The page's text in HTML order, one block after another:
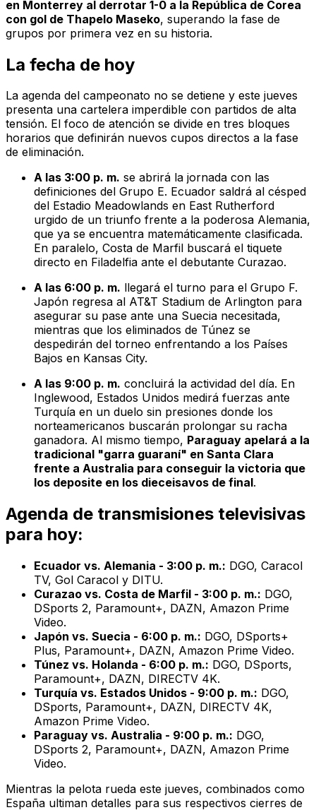
en Monterrey al derrotar 1-0 a la República de Corea
con gol de Thapelo Maseko, superando la fase de
grupos por primera vez en su historia.
La fecha de hoy
La agenda del campeonato no se detiene y este jueves
presenta una cartelera imperdible con partidos de alta
tensión. El foco de atención se divide en tres bloques
horarios que definirán nuevos cupos directos a la fase
de eliminación.
A las 3:00 p. m. se abrirá la jornada con las
definiciones del Grupo E. Ecuador saldrá al césped
del Estadio Meadowlands en East Rutherford
urgido de un triunfo frente a la poderosa Alemania,
que ya se encuentra matemáticamente clasificada.
En paralelo, Costa de Marfil buscará el tiquete
directo en Filadelfia ante el debutante Curazao.
A las 6:00 p. m. llegará el turno para el Grupo F.
Japón regresa al AT&T Stadium de Arlington para
asegurar su pase ante una Suecia necesitada,
mientras que los eliminados de Túnez se
despedirán del torneo enfrentando a los Países
Bajos en Kansas City.
A las 9:00 p. m. concluirá la actividad del día. En
Inglewood, Estados Unidos medirá fuerzas ante
Turquía en un duelo sin presiones donde los
norteamericanos buscarán prolongar su racha
ganadora. Al mismo tiempo, Paraguay apelará a la
tradicional "garra guaraní" en Santa Clara
frente a Australia para conseguir la victoria que
los deposite en los dieceisavos de final.
Agenda de transmisiones televisivas
para hoy:
Ecuador vs. Alemania - 3:00 p. m.: DGO, Caracol
TV, Gol Caracol y DITU.
Curazao vs. Costa de Marfil - 3:00 p. m.: DGO,
DSports 2, Paramount+, DAZN, Amazon Prime
Video.
Japón vs. Suecia - 6:00 p. m.: DGO, DSports+
Plus, Paramount+, DAZN, Amazon Prime Video.
Túnez vs. Holanda - 6:00 p. m.: DGO, DSports,
Paramount+, DAZN, DIRECTV 4K.
Turquía vs. Estados Unidos - 9:00 p. m.: DGO,
DSports, Paramount+, DAZN, DIRECTV 4K,
Amazon Prime Video.
Paraguay vs. Australia - 9:00 p. m.: DGO,
DSports 2, Paramount+, DAZN, Amazon Prime
Video.
Mientras la pelota rueda este jueves, combinados como
España ultiman detalles para sus respectivos cierres de